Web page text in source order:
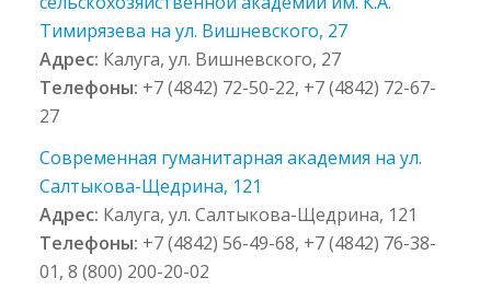
Тимирязева на ул. Вишневского, 27
Адрес: Калуга, ул. Вишневского, 27
Телефоны: +7 (4842) 72-50-22, +7 (4842) 72-67-
27
Современная гуманитарная академия на ул.
Салтыкова-Щедрина, 121
Адрес: Калуга, ул. Салтыкова-Щедрина, 121
Телефоны: +7 (4842) 56-49-68, +7 (4842) 76-38-
01, 8 (800) 200-20-02